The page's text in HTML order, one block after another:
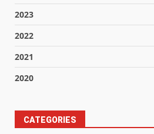
2023
2022
2021
2020
CATEGORIES